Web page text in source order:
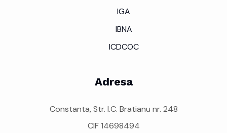
IGA
IBNA
ICDCOC
Adresa
Constanta, Str. I.C. Bratianu nr. 248
CIF 14698494